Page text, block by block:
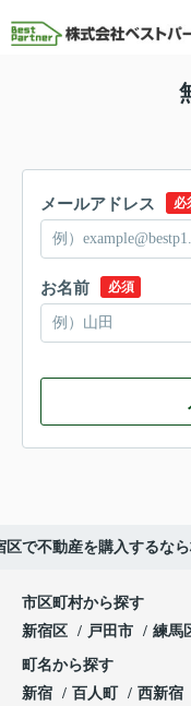
メールアドレス 必
お名前 必須
区で不動産を購入するな
市区町村から探す
新宿区
戸田市 練馬
町名から探す
新宿
百人町 西新宿